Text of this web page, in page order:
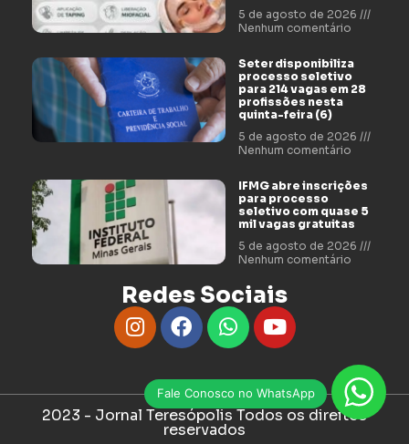
Fale Conosco no WhatsApp
5 de agosto de 2026
Nenhum comentário
Seter disponibiliza
processo seletivo
para 214 vagas em 28
profissões nesta
quinta-feira (6)
5 de agosto de 2026
Nenhum comentário
IFMG abre inscrições
para processo
seletivo com quase 5
mil vagas gratuitas
5 de agosto de 2026
Nenhum comentário
Redes Sociais
2023 - Jornal Teresópolis Todos os direitos
reservados